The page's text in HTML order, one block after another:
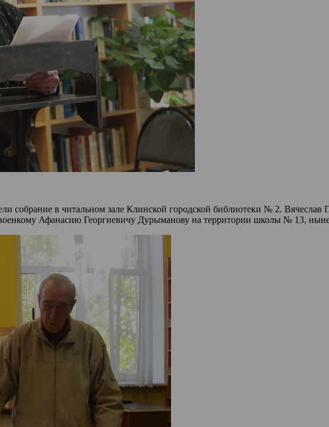
в читальном зале Клинской городской библиотеки № 2. Вячеслав
Афанасию Георгиевичу Дурыманову на территории школы № 13,